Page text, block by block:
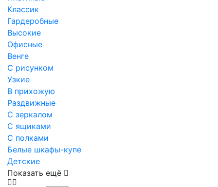
Классик
Гардеробные
Высокие
Офисные
Венге
С рисунком
Узкие
В прихожую
Раздвижные
С зеркалом
С ящиками
С полками
Белые шкафы-купе
Детские
Показать ещё